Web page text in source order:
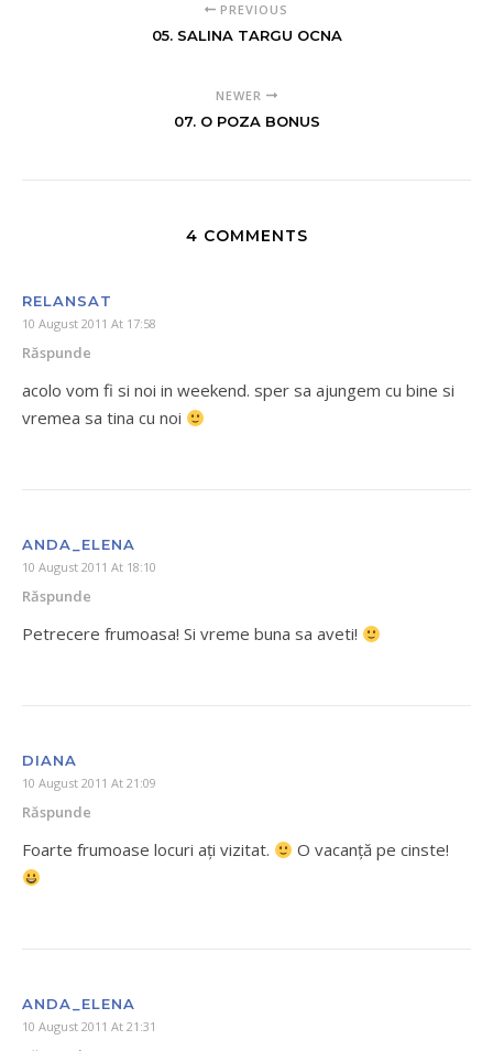
PREVIOUS
05. SALINA TARGU OCNA
NEWER
07. O POZA BONUS
4 COMMENTS
RELANSAT
10 August 2011 At 17:58
Răspunde
acolo vom fi si noi in weekend. sper sa ajungem cu bine si
vremea sa tina cu noi
ANDA_ELENA
10 August 2011 At 18:10
Răspunde
Petrecere frumoasa! Si vreme buna sa aveti!
DIANA
10 August 2011 At 21:09
Răspunde
Foarte frumoase locuri ați vizitat. O vacanță pe cinste!
ANDA_ELENA
10 August 2011 At 21:31